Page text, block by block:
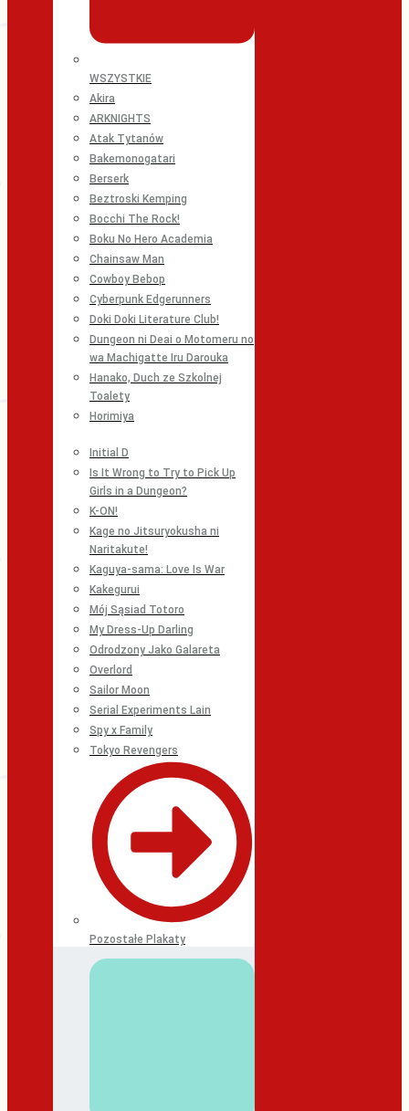
WSZYSTKIE
Akira
ARKNIGHTS
Atak Tytanów
Bakemonogatari
Berserk
Beztroski Kemping
Bocchi The Rock!
Boku No Hero Academia
Chainsaw Man
Cowboy Bebop
Cyberpunk Edgerunners
Doki Doki Literature Club!
Dungeon ni Deai o Motomeru no
wa Machigatte Iru Darouka
Hanako, Duch ze Szkolnej
Toalety
Horimiya
Initial D
Is It Wrong to Try to Pick Up
Girls in a Dungeon?
K-ON!
Kage no Jitsuryokusha ni
Naritakute!
Kaguya-sama: Love Is War
Kakegurui
Mój Sąsiad Totoro
My Dress-Up Darling
Odrodzony Jako Galareta
Overlord
Sailor Moon
Serial Experiments Lain
Spy x Family
Tokyo Revengers
Pozostałe Plakaty